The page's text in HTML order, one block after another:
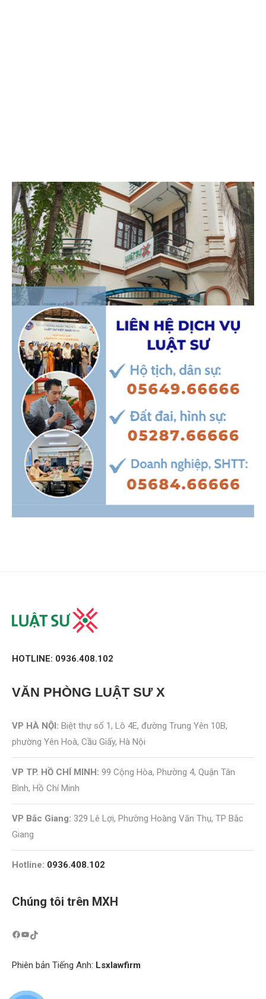
HOTLINE: 0936.408.102
VĂN PHÒNG LUẬT SƯ X
VP HÀ NỘI: Biệt thự số 1, Lô 4E, đường Trung Yên 10B,
phường Yên Hoà, Cầu Giấy, Hà Nội
VP TP. HỒ CHÍ MINH: 99 Cộng Hòa, Phường 4, Quận Tân
Bình, Hồ Chí Minh
VP Bắc Giang: 329 Lê Lợi, Phường Hoàng Văn Thụ, TP Bắc
Giang
Hotline: 0936.408.102
Chúng tôi trên MXH
Phiên bản Tiếng Anh: Lsxlawfirm